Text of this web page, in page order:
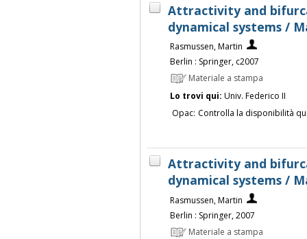
Attractivity and
dynamical systems /
Rasmussen, Martin
Berlin : Springer, c2007
Materiale a stampa
Lo trovi qui: Univ. Federico II
Opac: Controlla la disponibilità
Attractivity and
dynamical systems /
Rasmussen, Martin
Berlin : Springer, 2007
Materiale a stampa